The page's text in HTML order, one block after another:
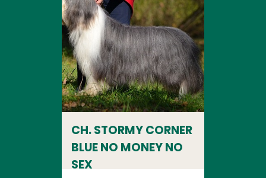
CH. STORMY CORNER
BLUE NO MONEY NO
SEX